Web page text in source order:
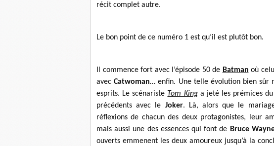
récit complet autre.
Le bon point de ce numéro 1 est qu’il est plutôt bon.
Il commence fort avec l’épisode 50 de Batman où
avecCatwoman… enfin. Une telle évolution bien sûr
esprits. Le scénariste Tom Kinga jeté les prémices du
précédents avec le Joker. Là, alors que le
réflexions de chacun des deux protagonistes, leur
mais aussi une des essences qui font de Bruce
ouverts emmenent les deux amoureux jusqu’à la